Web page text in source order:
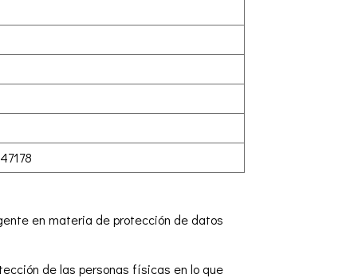
en materia de protección de datos
de las personas físicas en lo que